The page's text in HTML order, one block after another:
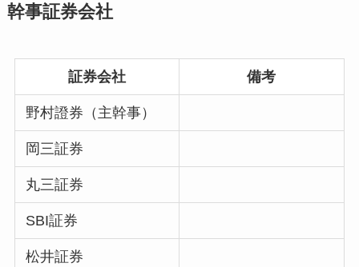
幹事証券会社
証券会社 備考
野村證券（主幹事）
岡三証券
丸三証券
SBI証券
松井証券